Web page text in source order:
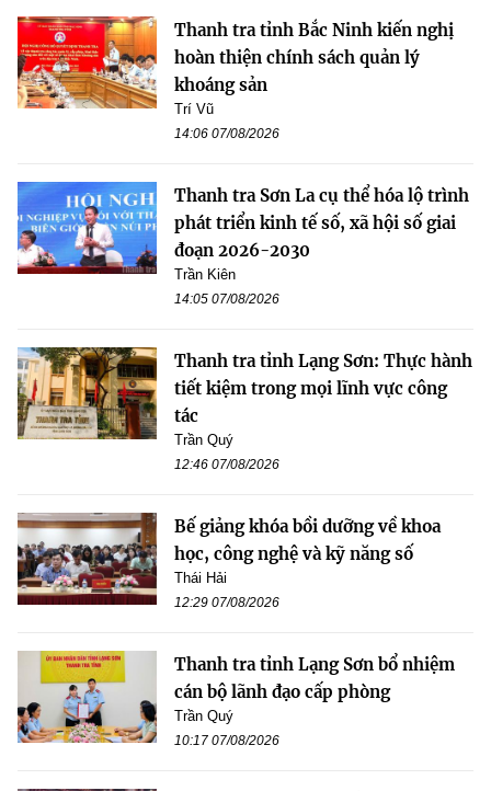
Thanh tra tỉnh Bắc Ninh kiến nghị
hoàn thiện chính sách quản lý
khoáng sản
Trí Vũ
14:06 07/08/2026
Thanh tra Sơn La cụ thể hóa lộ trình
phát triển kinh tế số, xã hội số giai
đoạn 2026-2030
Trần Kiên
14:05 07/08/2026
Thanh tra tỉnh Lạng Sơn: Thực hành
tiết kiệm trong mọi lĩnh vực công
tác
Trần Quý
12:46 07/08/2026
Bế giảng khóa bồi dưỡng về khoa
học, công nghệ và kỹ năng số
Thái Hải
12:29 07/08/2026
Thanh tra tỉnh Lạng Sơn bổ nhiệm
cán bộ lãnh đạo cấp phòng
Trần Quý
10:17 07/08/2026